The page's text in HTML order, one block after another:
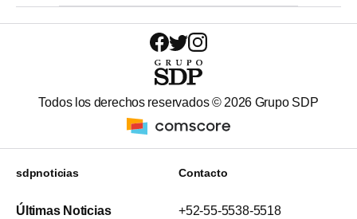
Todos los derechos reservados © 2026 Grupo SDP
sdpnoticias
Últimas Noticias
Contacto
+52-55-5538-5518